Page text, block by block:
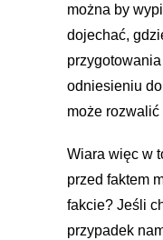
można by
dojechać,
odniesieniu
może rozwalić
Wiara więc w
przed faktem
fakcie? Jeśli
przypadek